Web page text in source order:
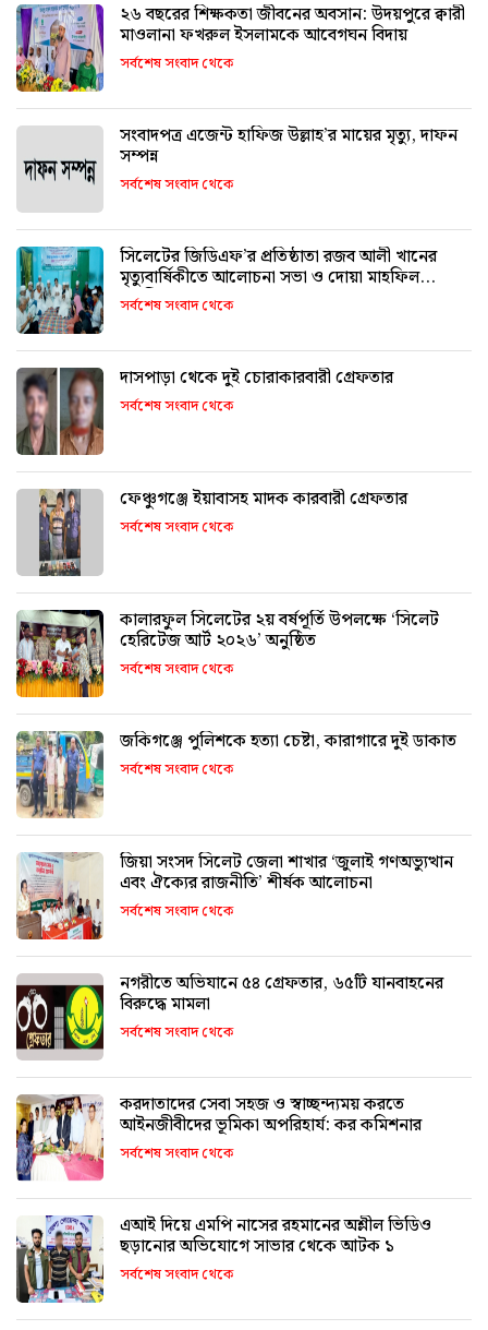
২৬ বছরের শিক্ষকতা জীবনের অবসান: উদয়পুরে ক্বারী
মাওলানা ফখরুল ইসলামকে আবেগঘন বিদায়
সর্বশেষ সংবাদ থেকে
সংবাদপত্র এজেন্ট হাফিজ উল্লাহ’র মায়ের মৃত্যু, দাফন
সম্পন্ন
সর্বশেষ সংবাদ থেকে
সিলেটের জিডিএফ’র প্রতিষ্ঠাতা রজব আলী খানের
মৃত্যুবার্ষিকীতে আলোচনা সভা ও দোয়া মাহফিল
অনুষ্ঠিত
সর্বশেষ সংবাদ থেকে
দাসপাড়া থেকে দুই চোরাকারবারী গ্রেফতার
সর্বশেষ সংবাদ থেকে
ফেঞ্চুগঞ্জে ইয়াবাসহ মাদক কারবারী গ্রেফতার
সর্বশেষ সংবাদ থেকে
কালারফুল সিলেটের ২য় বর্ষপূর্তি উপলক্ষে ‘সিলেট
হেরিটেজ আর্ট ২০২৬’ অনুষ্ঠিত
সর্বশেষ সংবাদ থেকে
জকিগঞ্জে পুলিশকে হত্যা চেষ্টা, কারাগারে দুই ডাকাত
সর্বশেষ সংবাদ থেকে
জিয়া সংসদ সিলেট জেলা শাখার ‘জুলাই গণঅভ্যুত্থান
এবং ঐক্যের রাজনীতি’ শীর্ষক আলোচনা
সর্বশেষ সংবাদ থেকে
নগরীতে অভিযানে ৫৪ গ্রেফতার, ৬৫টি যানবাহনের
বিরুদ্ধে মামলা
সর্বশেষ সংবাদ থেকে
করদাতাদের সেবা সহজ ও স্বাচ্ছন্দ্যময় করতে
আইনজীবীদের ভূমিকা অপরিহার্য: কর কমিশনার
সর্বশেষ সংবাদ থেকে
এআই দিয়ে এমপি নাসের রহমানের অশ্লীল ভিডিও
ছড়ানোর অভিযোগে সাভার থেকে আটক ১
সর্বশেষ সংবাদ থেকে